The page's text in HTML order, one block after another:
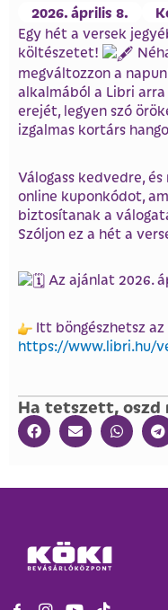
2026. április 8.
Egy hét a versek
költészetet!
megváltozzon a
alkalmából a Libri
erejét, legyen szó
izgalmas kortárs
Válogass kedvedre,
online kuponkódot,
biztosítanak a
Szóljon ez a hét a
Az ajánlat 2026.
Itt böngészhetsz
https://www.libri.hu/
Ha tetszett, oszd